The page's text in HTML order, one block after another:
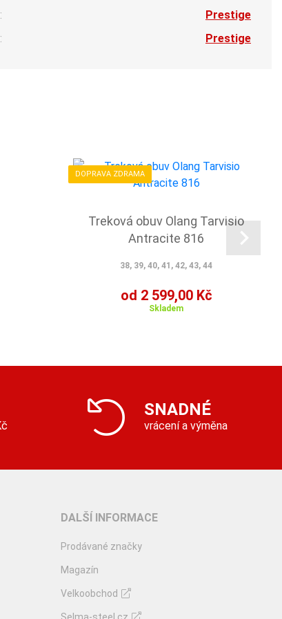
Prestige
Prestige
DOPRAVA ZDRAMA
Treková obuv Olang Tarvisio
Antracite 816
38, 39, 40, 41, 42, 43, 44
od 2 599,00 Kč
Skladem
SNADNÉ
vrácení a výměna
DALŠÍ INFORMACE
Prodávané značky
Magazín
Velkoobchod